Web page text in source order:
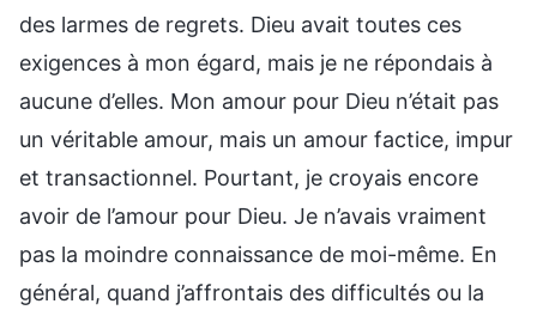
des larmes de regrets. Dieu avait toutes ces
exigences à mon égard, mais je ne répondais à
aucune d’elles. Mon amour pour Dieu n’était pas
un véritable amour, mais un amour factice, impur
et transactionnel. Pourtant, je croyais encore
avoir de l’amour pour Dieu. Je n’avais vraiment
pas la moindre connaissance de moi-même. En
général, quand j’affrontais des difficultés ou la